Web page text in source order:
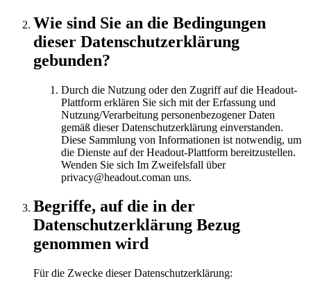
Wie sind Sie an die Bedingungen
dieser Datenschutzerklärung
gebunden?
Durch die Nutzung oder den Zugriff auf die Headout-
Plattform erklären Sie sich mit der Erfassung und
Nutzung/Verarbeitung personenbezogener Daten
gemäß dieser Datenschutzerklärung einverstanden.
Diese Sammlung von Informationen ist notwendig, um
die Dienste auf der Headout-Plattform bereitzustellen.
Wenden Sie sich Im Zweifelsfall über
privacy@headout.coman uns.
Begriffe, auf die in der
Datenschutzerklärung Bezug
genommen wird
Für die Zwecke dieser Datenschutzerklärung: